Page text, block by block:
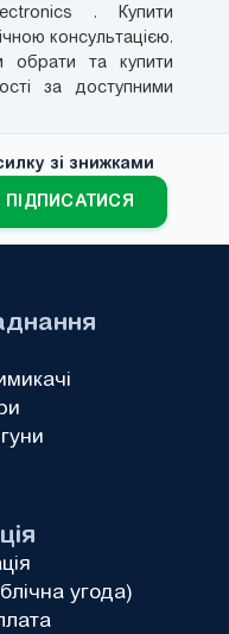
. Купити
консультацією.
обрати та купити
за доступними
зі знижками
ПІДПИСАТИСЯ
угода)